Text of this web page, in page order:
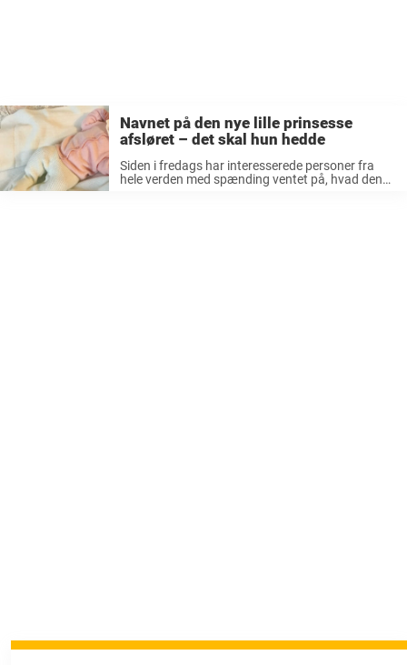
Navnet på den nye lille prinsesse
afsløret – det skal hun hedde
Siden i fredags har interesserede personer fra
hele verden med spænding ventet på, hvad den